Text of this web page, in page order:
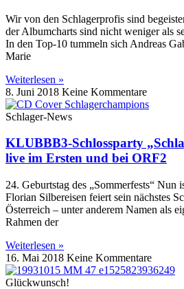
Wir von den Schlagerprofis sind
der Albumcharts sind nicht weniger als
In den Top-10 tummeln sich Andreas
Marie
Weiterlesen »
8. Juni 2018 Keine Kommentare
Schlager-News
KLUBBB3-Schlossparty
live im Ersten und bei ORF2
24. Geburtstag des „Sommerfests“ Nun
Florian Silbereisen feiert sein nächstes
Österreich – unter anderem Namen als
Rahmen der
Weiterlesen »
16. Mai 2018 Keine Kommentare
Glückwunsch!